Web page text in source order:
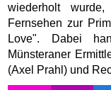
wiederholt
Fernsehen zur
Love". Dabei
Münsteraner
(Axel Prahl) und